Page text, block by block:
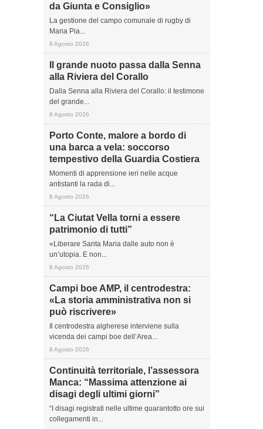
da Giunta e Consiglio»
La gestione del campo comunale di rugby di
Maria Pia...
8 Agosto 2026
Il grande nuoto passa dalla Senna
alla Riviera del Corallo
Dalla Senna alla Riviera del Corallo: il testimone
del grande...
8 Agosto 2026
Porto Conte, malore a bordo di
una barca a vela: soccorso
tempestivo della Guardia Costiera
Momenti di apprensione ieri nelle acque
antistanti la rada di...
8 Agosto 2026
“La Ciutat Vella torni a essere
patrimonio di tutti”
«Liberare Santa Maria dalle auto non è
un’utopia. E non...
8 Agosto 2026
Campi boe AMP, il centrodestra:
«La storia amministrativa non si
può riscrivere»
Il centrodestra algherese interviene sulla
vicenda dei campi boe dell’Area...
8 Agosto 2026
Continuità territoriale, l’assessora
Manca: “Massima attenzione ai
disagi degli ultimi giorni”
“I disagi registrati nelle ultime quarantotto ore sui
collegamenti in...